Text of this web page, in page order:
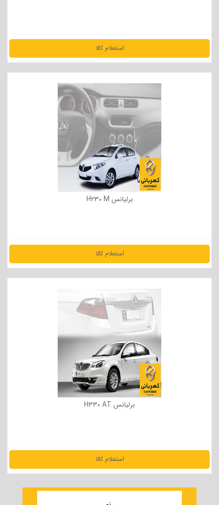
استعلام کالا
مشاهده جزئیات
برلیانس H230 M
استعلام کالا
مشاهده جزئیات
برلیانس H330 AT
استعلام کالا